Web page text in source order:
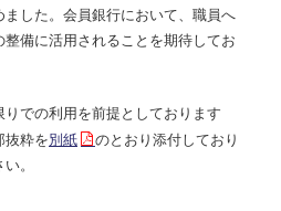
した。会員銀行において、職員へ
備に活用されることを期待してお
での利用を前提としております
抜粋を別紙
のとおり添付しており
。